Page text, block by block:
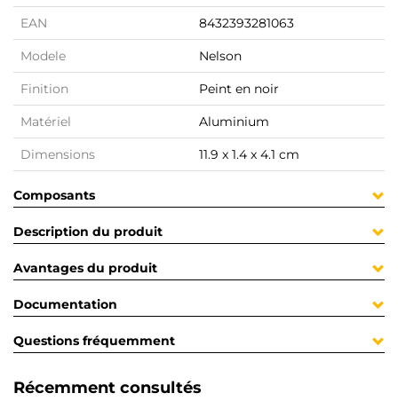
EAN 8432393281063
Modele Nelson
Finition Peint en noir
Matériel Aluminium
Dimensions 11.9 x 1.4 x 4.1 cm
Composants
Description du produit
Avantages du produit
Documentation
Questions fréquemment
Récemment consultés